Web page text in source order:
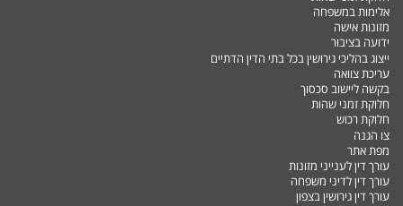
אלימות במשפחה
מזונות אישה
ידועה בציבור
ייצוג בהליכי גירושין בכל בתי הדין הדתיים
עריכת צוואה
בקשה ליישוב סכסוך
חלוקת זמני שהות
חלוקת רכוש
צו הגנה
מפת אתר
עורך דין לענייני מזונות
עורך דין לדיני משפחה
עורך דין גירושין בצפון